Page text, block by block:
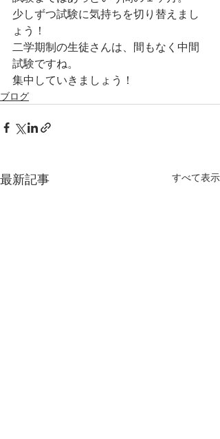
少しずつ試験に気持ちを切り替えまし
ょう！
二学期制の生徒さんは、間もなく中間
試験ですね。
集中していきましょう！
ブログ
最新記事 すべて表示